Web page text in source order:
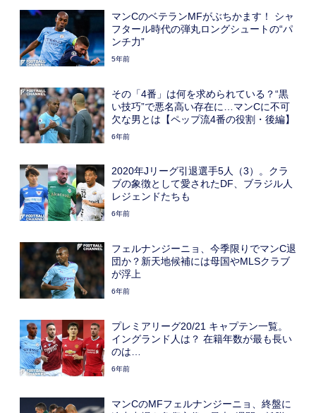
マンCのベテランMFがぶちかます！ シャ
フタール時代の弾丸ロングシュートの“パ
ンチ力”
5年前
その「4番」は何を求められている？“黒
い技巧”で悪名高い存在に…マンCに不可
欠な男とは【ペップ流4番の役割・後編】
6年前
2020年Jリーグ引退選手5人（3）。クラ
ブの象徴として愛されたDF、ブラジル人
レジェンドたちも
6年前
フェルナンジーニョ、今季限りでマンC退
団か？新天地候補には母国やMLSクラブ
が浮上
6年前
プレミアリーグ20/21 キャプテン一覧。
イングランド人は？ 在籍年数が最も長い
のは…
6年前
マンCのMFフェルナンジーニョ、終盤に